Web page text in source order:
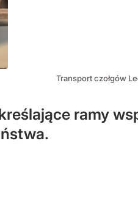
Transport czołgów
ramy